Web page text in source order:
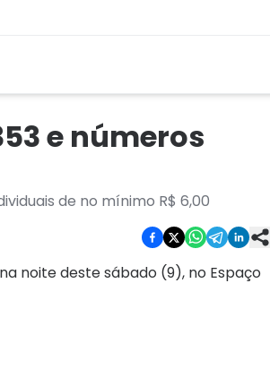
e números
de no mínimo R$ 6,00
noite deste sábado (9), no Espaço